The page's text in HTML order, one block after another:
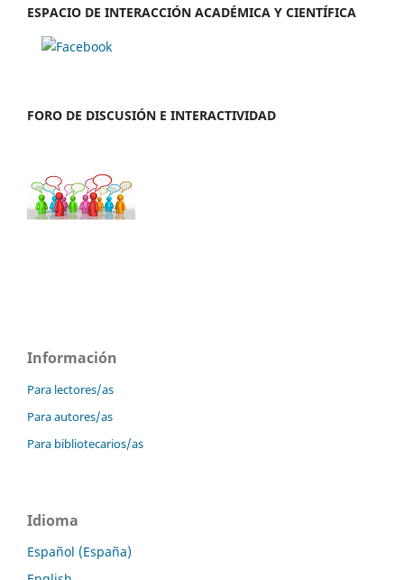
ESPACIO DE INTERACCIÓN ACADÉMICA Y CIENTÍFICA
FORO DE DISCUSIÓN E INTERACTIVIDAD
Información
Para lectores/as
Para autores/as
Para bibliotecarios/as
Idioma
Español (España)